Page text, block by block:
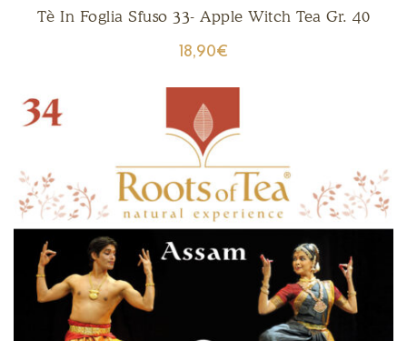
Tè In Foglia Sfuso 33- Apple Witch Tea Gr. 40
18,90€